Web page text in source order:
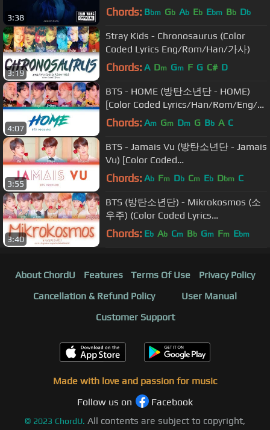
3:38 Chords: Bbm Gb Ab Eb Ebm Bb Db
3:19
Stray Kids - Chronosaurus (Color
Coded Lyrics Eng/Rom/Han/가사)
Chords: A Dm Gm F G C# D
4:07
BTS - HOME (방탄소년단 - HOME)
[Color Coded Lyrics/Han/Rom/Eng/가
사]
Chords: Am Gm Dm G Bb A C
3:55
BTS - Jamais Vu (방탄소년단 - Jamais
Vu) [Color Coded
Lyrics/Han/Rom/Eng/가사]
Chords: Ab Fm Db Cm Eb Dbm C
3:40
BTS (방탄소년단) - Mikrokosmos (소
우주) (Color Coded Lyrics
Eng/Rom/Han/가사)
Chords: Eb Ab Cm Bb Gm Fm Ebm
About ChordU Features Terms Of Use
Privacy Policy
Cancellation & Refund Policy
User Manual
Customer Support
Made with love and passion for music
Follow us on
Facebook
© 2023 ChordU. All contents are subject to copyright,